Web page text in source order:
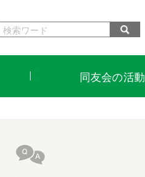
同友会の活動